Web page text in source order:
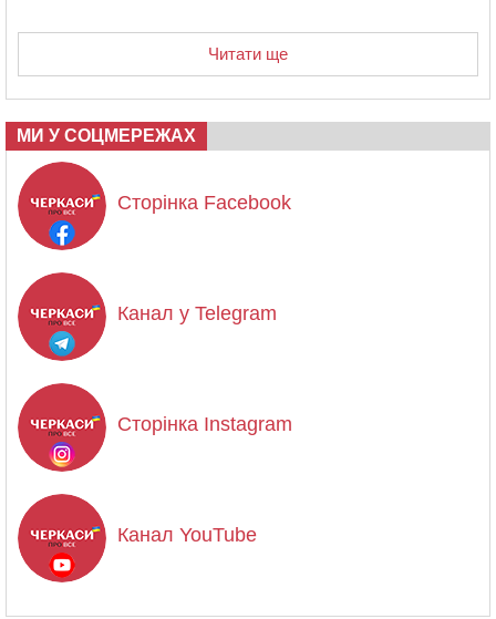
Читати ще
МИ У СОЦМЕРЕЖАХ
Сторінка Facebook
Канал у Telegram
Сторінка Instagram
Канал YouTube